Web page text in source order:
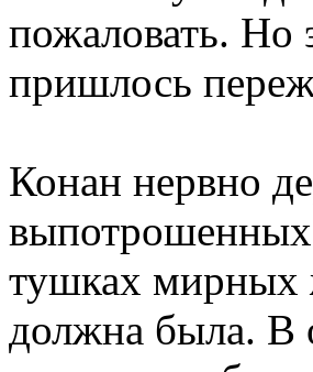
пожаловать. Но
пришлось
Конан нервно
выпотрошенных
тушках мирных
должна была. В